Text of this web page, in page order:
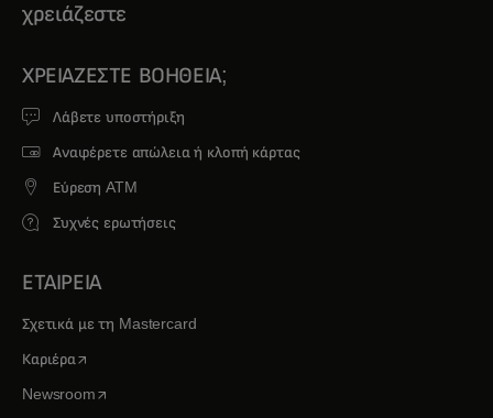
χρειάζεστε
ΧΡΕΙΆΖΕΣΤΕ ΒΟΉΘΕΙΑ;
Λάβετε υποστήριξη
Αναφέρετε απώλεια ή κλοπή κάρτας
Εύρεση ATM
Συχνές ερωτήσεις
ΕΤΑΙΡΕΙΑ
Σχετικά με τη Mastercard
Καριέραopens in a new tab
Newsroomopens in a new tab